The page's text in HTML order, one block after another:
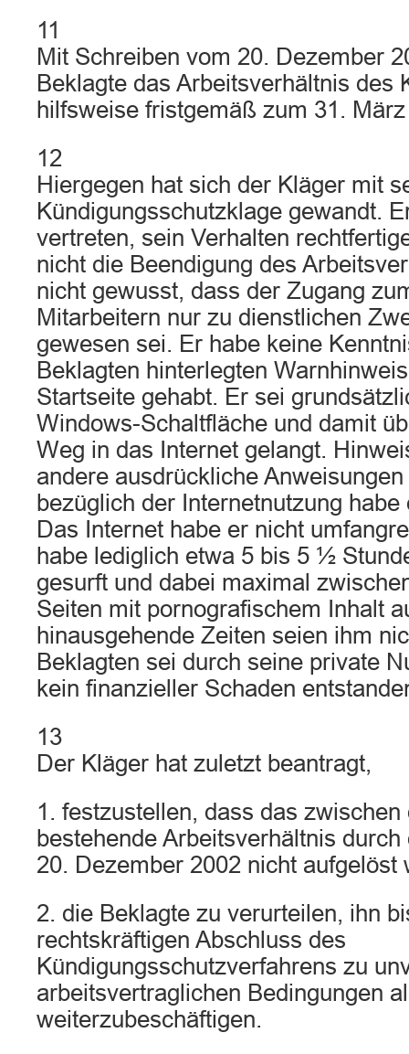
11
Mit Schreiben vom 20. Dezember
Beklagte das Arbeitsverhältnis des
hilfsweise fristgemäß zum 31.
12
Hiergegen hat sich der Kläger mit
Kündigungsschutzklage gewandt.
vertreten, sein Verhalten
nicht die Beendigung des
nicht gewusst, dass der Zugang
Mitarbeitern nur zu dienstlichen
gewesen sei. Er habe keine
Beklagten hinterlegten
Startseite gehabt. Er sei
Windows-Schaltfläche und damit
Weg in das Internet gelangt.
andere ausdrückliche
bezüglich der Internetnutzung
Das Internet habe er nicht
habe lediglich etwa 5 bis 5 ½
gesurft und dabei maximal
Seiten mit pornografischem Inhalt
hinausgehende Zeiten seien ihm
Beklagten sei durch seine private
kein finanzieller Schaden
13
Der Kläger hat zuletzt beantragt,
1. festzustellen, dass das zwischen
bestehende Arbeitsverhältnis
20. Dezember 2002 nicht aufgelöst
2. die Beklagte zu verurteilen, ihn
rechtskräftigen Abschluss des
Kündigungsschutzverfahrens zu
arbeitsvertraglichen Bedingungen
weiterzubeschäftigen.